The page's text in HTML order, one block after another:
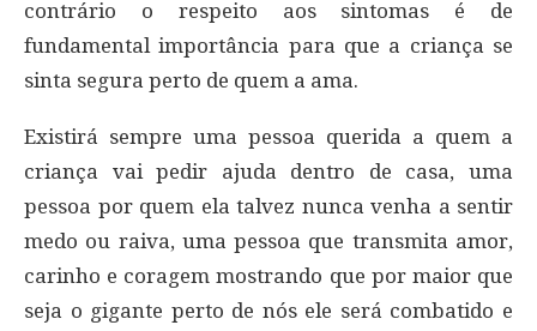
contrário o respeito aos sintomas é de
fundamental importância para que a criança se
sinta segura perto de quem a ama.
Existirá sempre uma pessoa querida a quem a
criança vai pedir ajuda dentro de casa, uma
pessoa por quem ela talvez nunca venha a sentir
medo ou raiva, uma pessoa que transmita amor,
carinho e coragem mostrando que por maior que
seja o gigante perto de nós ele será combatido e